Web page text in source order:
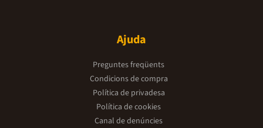
Ajuda
Preguntes freqüents
Condicions de compra
Política de privadesa
Política de cookies
Canal de denúncies